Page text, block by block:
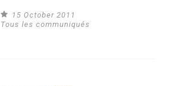
15 October 2011
Tous les communiqués